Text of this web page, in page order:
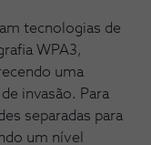
tecnologias de
WPA3,
uma
invasão. Para
separadas para
um nível